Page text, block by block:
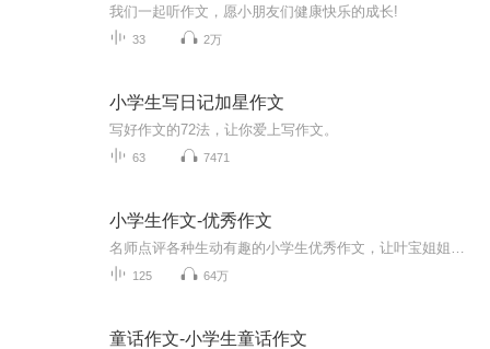
我们一起听作文，愿小朋友们健康快乐的成长!
33 2万
小学生写日记加星作文
写好作文的72法，让你爱上写作文。
63 7471
小学生作文-优秀作文
125 64万
童话作文-小学生童话作文